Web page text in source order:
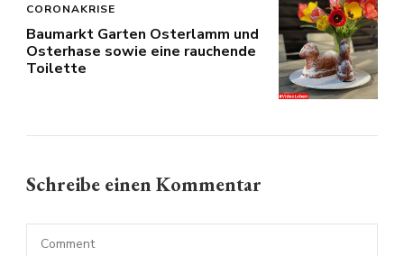
CORONAKRISE
Baumarkt Garten Osterlamm und
Osterhase sowie eine rauchende
Toilette
Schreibe einen Kommentar